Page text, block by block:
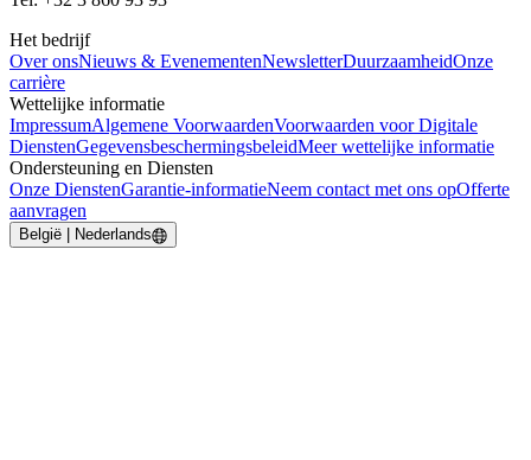
Het bedrijf
Over onsNieuws & EvenementenNewsletterDuurzaamheidOnze
carrière
Wettelijke informatie
ImpressumAlgemene VoorwaardenVoorwaarden voor Digitale
DienstenGegevensbeschermingsbeleidMeer wettelijke informatie
Ondersteuning en Diensten
Onze DienstenGarantie-informatieNeem contact met ons opOfferte
aanvragen
België | Nederlands